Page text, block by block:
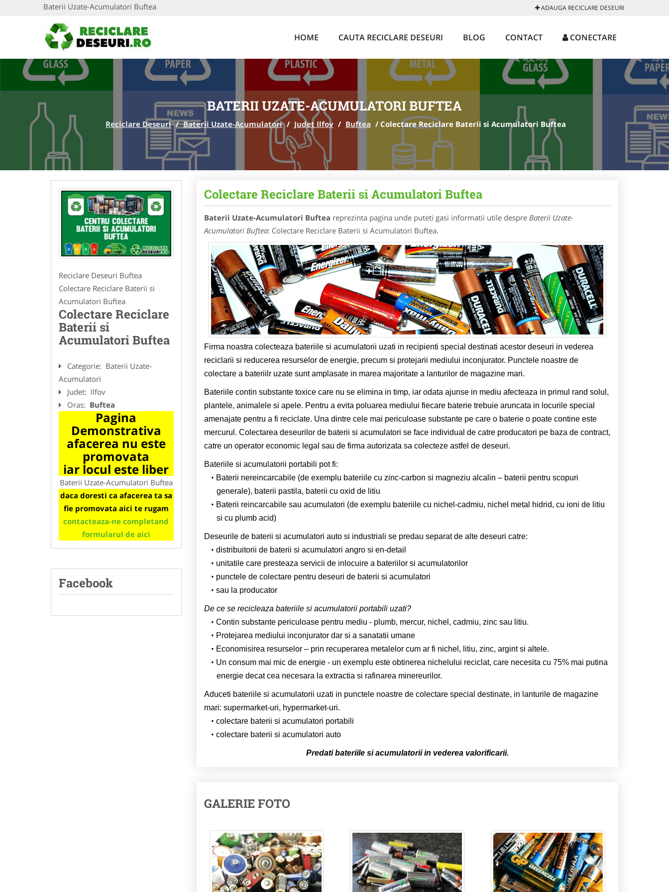
Baterii Uzate-Acumulatori Buftea ADAUGA RECICLARE DESEURI
HOME CAUTA RECICLARE DESEURI BLOG CONTACT CONECTARE
BATERII UZATE-ACUMULATORI BUFTEA
Reciclare Deseuri / Baterii Uzate-Acumulatori / Judet Ilfov / Buftea / Colectare Reciclare Baterii si Acumulatori Buftea
Reciclare Deseuri Buftea
Colectare Reciclare Baterii si
Acumulatori Buftea
Colectare Reciclare
Baterii si
Acumulatori Buftea
Categorie: Baterii Uzate-
Acumulatori
Judet: Ilfov
Oras: Buftea
Pagina
Demonstrativa
afacerea nu este
promovata
iar locul este liber
Baterii Uzate-Acumulatori Buftea
daca doresti ca afacerea ta sa
fie promovata aici te rugam
contacteaza-ne completand
formularul de aici
Facebook
Colectare Reciclare Baterii si Acumulatori Buftea
Baterii Uzate-Acumulatori Buftea reprezinta pagina unde puteti gasi informatii utile despre Baterii Uzate-
Acumulatori Buftea: Colectare Reciclare Baterii si Acumulatori Buftea.
Firma noastra colecteaza bateriile si acumulatorii uzati in recipienti special destinati acestor deseuri in vederea
reciclarii si reducerea resurselor de energie, precum si protejarii mediului inconjurator. Punctele noastre de
colectare a bateriilr uzate sunt amplasate in marea majoritate a lanturilor de magazine mari.
Bateriile contin substante toxice care nu se elimina in timp, iar odata ajunse in mediu afecteaza in primul rand solul,
plantele, animalele si apele. Pentru a evita poluarea mediului fiecare baterie trebuie aruncata in locurile special
amenajate pentru a fi reciclate. Una dintre cele mai periculoase substante pe care o baterie o poate contine este
mercurul. Colectarea deseurilor de baterii si acumulatori se face individual de catre producatori pe baza de contract,
catre un operator economic legal sau de firma autorizata sa colecteze astfel de deseuri.
Bateriile si acumulatorii portabili pot fi:
Baterii nereincarcabile (de exemplu bateriile cu zinc-carbon si magneziu alcalin – baterii pentru scopuri
generale), baterii pastila, baterii cu oxid de litiu
Baterii reincarcabile sau acumulatori (de exemplu bateriile cu nichel-cadmiu, nichel metal hidrid, cu ioni de litiu
si cu plumb acid)
Deseurile de baterii si acumulatori auto si industriali se predau separat de alte deseuri catre:
distribuitorii de baterii si acumulatori angro si en-detail
unitatile care presteaza servicii de inlocuire a bateriilor si acumulatorilor
punctele de colectare pentru deseuri de baterii si acumulatori
sau la producator
De ce se recicleaza bateriile si acumulatorii portabili uzati?
Contin substante periculoase pentru mediu - plumb, mercur, nichel, cadmiu, zinc sau litiu.
Protejarea mediului inconjurator dar si a sanatatii umane
Economisirea resurselor – prin recuperarea metalelor cum ar fi nichel, litiu, zinc, argint si altele.
Un consum mai mic de energie - un exemplu este obtinerea nichelului reciclat, care necesita cu 75% mai putina
energie decat cea necesara la extractia si rafinarea minereurilor.
Aduceti bateriile si acumulatorii uzati in punctele noastre de colectare special destinate, in lanturile de magazine
mari: supermarket-uri, hypermarket-uri.
colectare baterii si acumulatori portabili
colectare baterii si acumulatori auto
Predati bateriile si acumulatorii in vederea valorificarii.
GALERIE FOTO